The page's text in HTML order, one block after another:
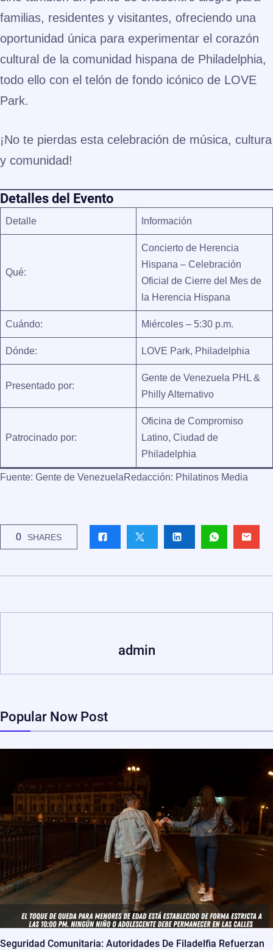
familias, residentes y visitantes, ofreciendo una
oportunidad única para experimentar el corazón
cultural de la comunidad hispana de Philadelphia,
todo ello con el telón de fondo icónico de LOVE
Park.
¡No te pierdas esta celebración de música, cultura
y comunidad!
Detalles del Evento
Detalle Información
Qué:
Concierto de Herencia
Hispana – Celebración
Oficial de Cierre del Mes de
la Herencia Hispana
Cuándo: Miércoles – 5:30 p.m.
Dónde: LOVE Park, Philadelphia
Presentado por:
Gente de Venezuela PHL &
Philly Alternativo
Patrocinado por:
Oficina de Compromiso
Latino, Ciudad de
Philadelphia
Fuente: Gente de VenezuelaRedacción: Philatinos Media
0 SHARES
admin
Popular Now Post
Seguridad Comunitaria: Autoridades De Filadelfia Refuerzan